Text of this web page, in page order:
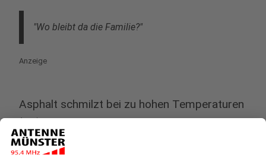
"Wo bleibt da die Familie?"
Anzeige
Asphalt schmilzt bei zu hohen Temperaturen
Anzeige